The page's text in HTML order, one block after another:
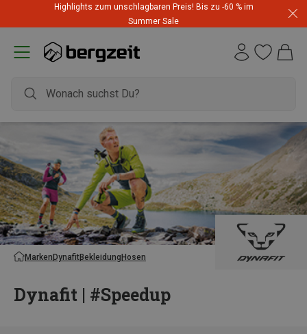
Highlights zum unschlagbaren Preis! Bis zu -60 % im
Summer Sale
MarkenDynafitBekleidungHosen
Dynafit | #Speedup